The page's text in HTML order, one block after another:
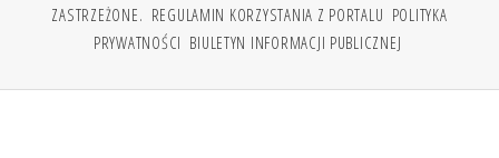
ZASTRZEŻONE. REGULAMIN KORZYSTANIA Z PORTALU POLITYKA
PRYWATNOŚCI BIULETYN INFORMACJI PUBLICZNEJ